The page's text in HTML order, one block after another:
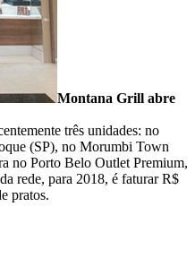
Montana Grill abre
três unidades: no
(SP), no Morumbi Town
no Porto Belo Outlet Premium,
rede, para 2018, é faturar R$
pratos.